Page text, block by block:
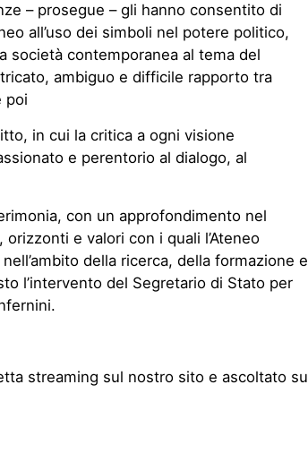
– prosegue – gli hanno consentito di
all’uso dei simboli nel potere politico,
società contemporanea al tema del
ambiguo e difficile rapporto tra
poi
in cui la critica a ogni visione
e perentorio al dialogo, al
con un approfondimento nel
e valori con i quali l’Ateneo
della ricerca, della formazione e
l’intervento del Segretario di Stato per
streaming sul nostro sito e ascoltato su